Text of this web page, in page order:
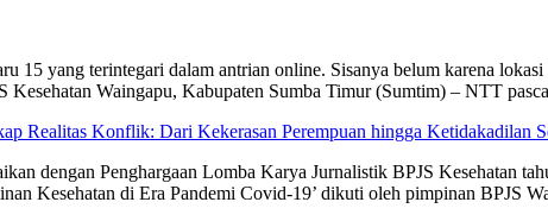
15 yang terintegari dalam antrian online. Sisanya belum karena
Kesehatan Waingapu, Kabupaten Sumba Timur (Sumtim) – NTT
Realitas Konflik: Dari Kekerasan Perempuan hingga Ketidakadilan
dengan Penghargaan Lomba Karya Jurnalistik BPJS Kesehatan
Kesehatan di Era Pandemi Covid-19’ dikuti oleh pimpinan BPJS